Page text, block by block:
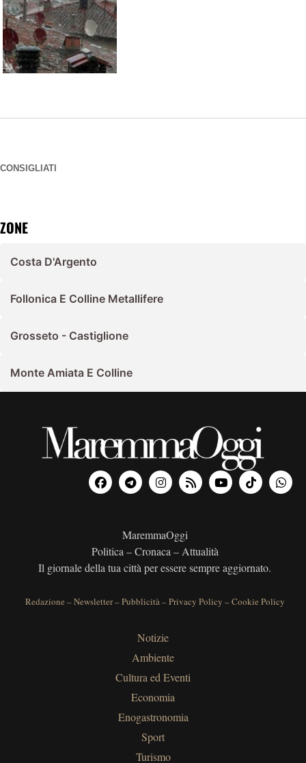
CONSIGLIATI
ZONE
Costa D'Argento
Follonica E Colline Metallifere
Grosseto - Castiglione
Monte Amiata E Colline
MaremmaOggi
Politica – Cronaca – Attualità
Il giornale della tua città per essere sempre aggiornato.
Redazione –Newsletter–Pubblicità–Privacy Policy –Cookie Policy
Notizie
Ambiente
Cultura ed Eventi
Economia
Enogastronomia
Sport
Turismo